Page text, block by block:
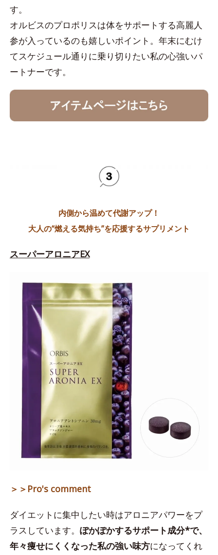
す。
オルビスのプロポリスは体をサポートする高麗人
参が入っているのも嬉しいポイント。年末にむけ
てスケジュール通りに乗り切りたい私の心強いパ
ートナーです。
内側から温めて代謝アップ！
大人の“燃える気持ち”を応援するサプリメント
スーパーアロニアEX
＞＞Pro's comment
ダイエットに集中したい時はアロニアパワーをプ
ラスしています。 ぽかぽかするサポート成分*で、
年々痩せにくくなった私の強い味方になってくれ